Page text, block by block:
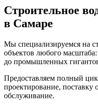
Строительное
в Самаре
Мы специализируемся на
объектов любого
до промышленных
Предоставляем полный
проектирование, поставку
обслуживание.